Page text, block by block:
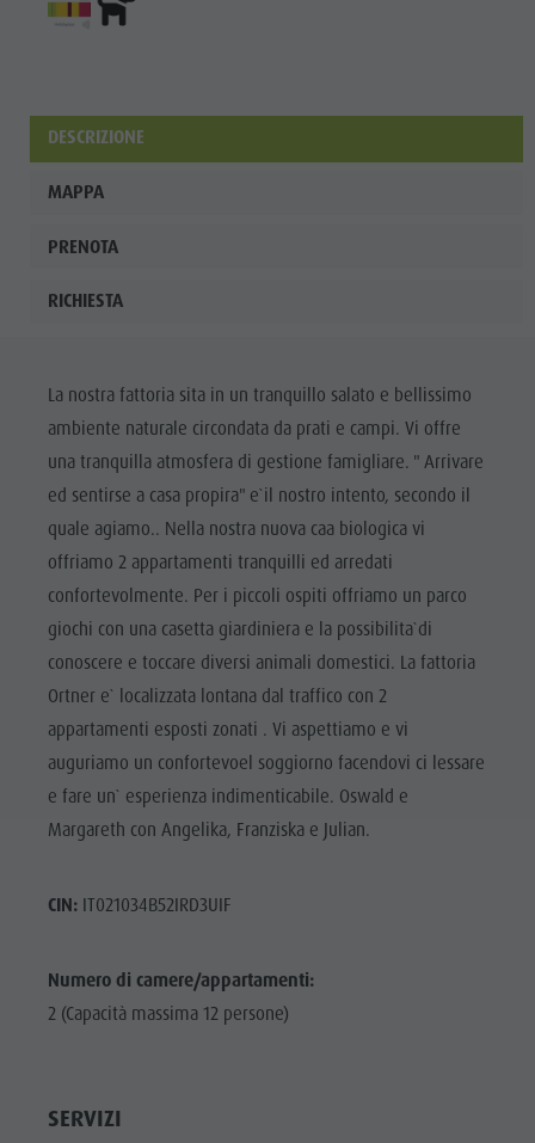
DESCRIZIONE
MAPPA
PRENOTA
RICHIESTA
La nostra fattoria sita in un tranquillo salato e bellissimo
ambiente naturale circondata da prati e campi. Vi offre
una tranquilla atmosfera di gestione famigliare. " Arrivare
ed sentirse a casa propira" e`il nostro intento, secondo il
quale agiamo.. Nella nostra nuova caa biologica vi
offriamo 2 appartamenti tranquilli ed arredati
confortevolmente. Per i piccoli ospiti offriamo un parco
giochi con una casetta giardiniera e la possibilita`di
conoscere e toccare diversi animali domestici. La fattoria
Ortner e` localizzata lontana dal traffico con 2
appartamenti esposti zonati . Vi aspettiamo e vi
auguriamo un confortevoel soggiorno facendovi ci lessare
e fare un` esperienza indimenticabile. Oswald e
Margareth con Angelika, Franziska e Julian.
CIN:IT021034B52IRD3UIF
Numero di camere/appartamenti:
2 (Capacità massima 12 persone)
SERVIZI